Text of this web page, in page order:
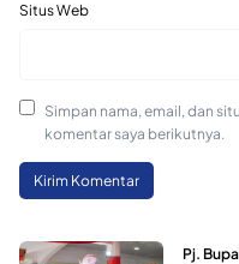
Situs Web
Simpan nama, email, dan
komentar saya berikutnya.
Pj.